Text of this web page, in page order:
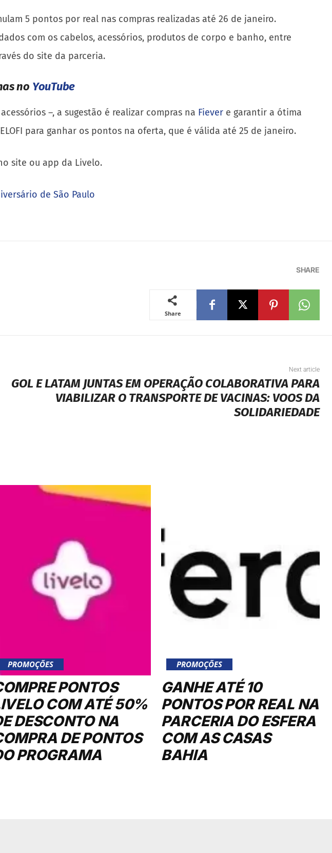
5 pontos por real nas compras realizadas até 26 de janeiro.
com os cabelos, acessórios, produtos de corpo e banho, entre
do site da parceria.
no YouTube
–, a sugestão é realizar compras na Fiever e garantir a ótima
para ganhar os pontos na oferta, que é válida até 25 de janeiro.
site ou app da Livelo.
de São Paulo
SHARE
Share
Next article
GOL E LATAM JUNTAS EM OPERAÇÃO COLABORATIVA PARA
VIABILIZAR O TRANSPORTE DE VACINAS: VOOS DA
SOLIDARIEDADE
PROMOÇÕES
PONTOS
COM ATÉ 50%
DESCONTO NA
DE PONTOS
PROGRAMA
PROMOÇÕES
GANHE ATÉ 10
PONTOS POR REAL NA
PARCERIA DO ESFERA
COM AS CASAS
BAHIA